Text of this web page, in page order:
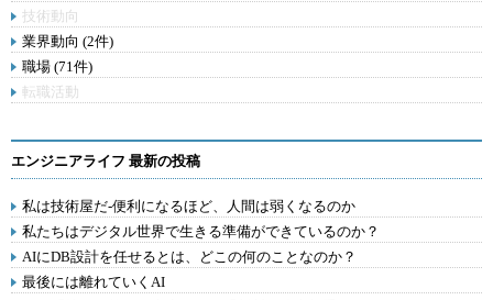
技術動向
業界動向 (2件)
職場 (71件)
転職活動
エンジニアライフ 最新の投稿
私は技術屋だ-便利になるほど、人間は弱くなるのか
私たちはデジタル世界で生きる準備ができているのか？
AIにDB設計を任せるとは、どこの何のことなのか？
最後には離れていくAI